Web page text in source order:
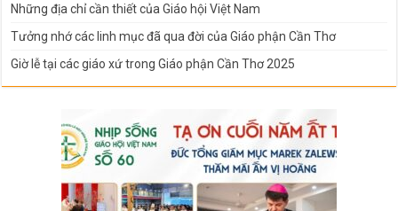
Những địa chỉ cần thiết của Giáo hội Việt Nam
Tưởng nhớ các linh mục đã qua đời của Giáo phận Cần Thơ
Giờ lễ tại các giáo xứ trong Giáo phận Cần Thơ 2025